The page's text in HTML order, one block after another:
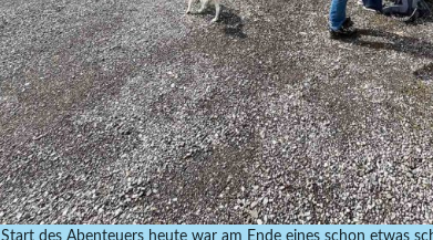
Start des Abenteuers heute war am Ende eines schon etwas